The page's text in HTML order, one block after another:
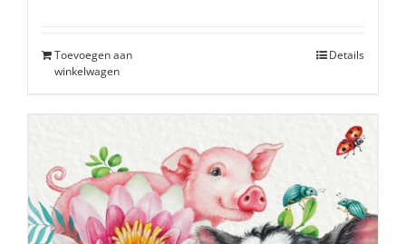
Toevoegen aan
winkelwagen
Details